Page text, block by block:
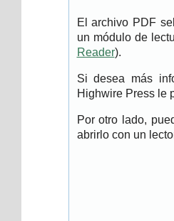
El archivo PDF
un módulo de
Reader).
Si desea más
Highwire Press le
Por otro lado,
abrirlo con un